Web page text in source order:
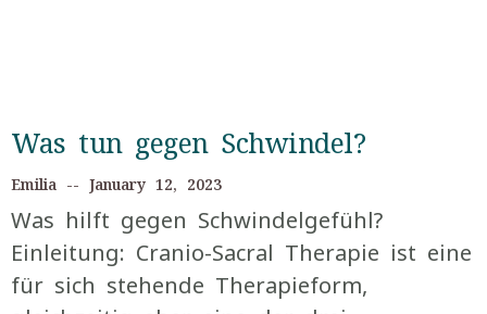
Was tun gegen Schwindel?
Emilia January 12, 2023
Was hilft gegen Schwindelgefühl?
Einleitung: Cranio-Sacral Therapie ist eine
für sich stehende Therapieform,